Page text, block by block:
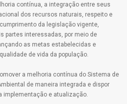
contínua, a integração entre seus
dos recursos naturais, respeito e
da legislação vigente,
partes interessadas, por meio de
as metas estabelecidas e
de vida da população.
a melhoria contínua do Sistema de
de maneira integrada e dispor
implementação e atualização.